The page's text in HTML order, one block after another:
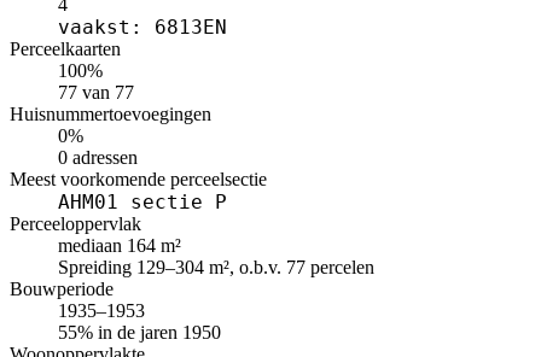
4
vaakst: 6813EN
Perceelkaarten
100%
77 van 77
Huisnummertoevoegingen
0%
0 adressen
Meest voorkomende perceelsectie
AHM01 sectie P
Perceeloppervlak
mediaan 164 m²
Spreiding 129–304 m², o.b.v. 77 percelen
Bouwperiode
1935–1953
55% in de jaren 1950